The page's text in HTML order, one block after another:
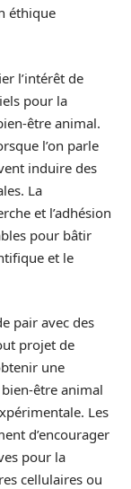
éthique
l’intérêt de
pour la
être animal.
l’on parle
induire des
La
et l’adhésion
pour bâtir
et le
pair avec des
projet de
une
être animal
Les
d’encourager
pour la
cellulaires ou